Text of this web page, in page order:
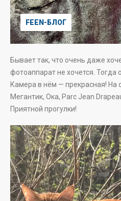
FEEN-БЛОГ
Бывает так, что очень даже
фотоаппарат не хочется. Тогда
Камера в нём — прекрасная! На
Мегантик, Ока, Parc Jean
Приятной прогулки!